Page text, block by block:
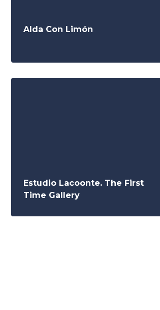
Alda Con Limón
Estudio Lacoonte. The First
Time Gallery